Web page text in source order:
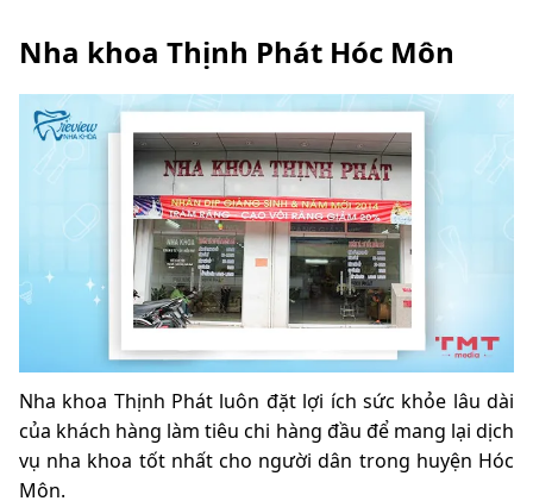
Nha khoa Thịnh Phát Hóc Môn
Nha khoa Thịnh Phát luôn đặt lợi ích sức khỏe lâu dài
của khách hàng làm tiêu chi hàng đầu để mang lại dịch
vụ nha khoa tốt nhất cho người dân trong huyện Hóc
Môn.